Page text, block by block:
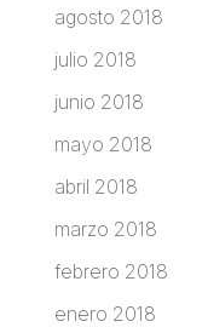
agosto 2018
julio 2018
junio 2018
mayo 2018
abril 2018
marzo 2018
febrero 2018
enero 2018